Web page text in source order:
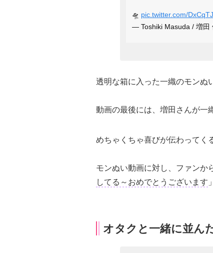
🛸 pic.twitter.com/
— Toshiki Masuda / 増田
透明な箱に入った一織のモンぬ
動画の最後には、増田さんが一
めちゃくちゃ喜びが伝わってく
モンぬい動画に対し、ファンか
してる～おめでとうございます
オタクと一緒に並